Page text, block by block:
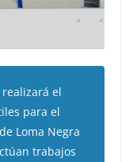
el
para el
Loma Negra
trabajos